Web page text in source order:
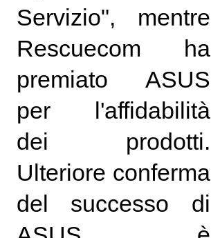
Servizio", mentre
Rescuecom ha
premiato ASUS
per l'affidabilità
dei prodotti.
Ulteriore conferma
del successo di